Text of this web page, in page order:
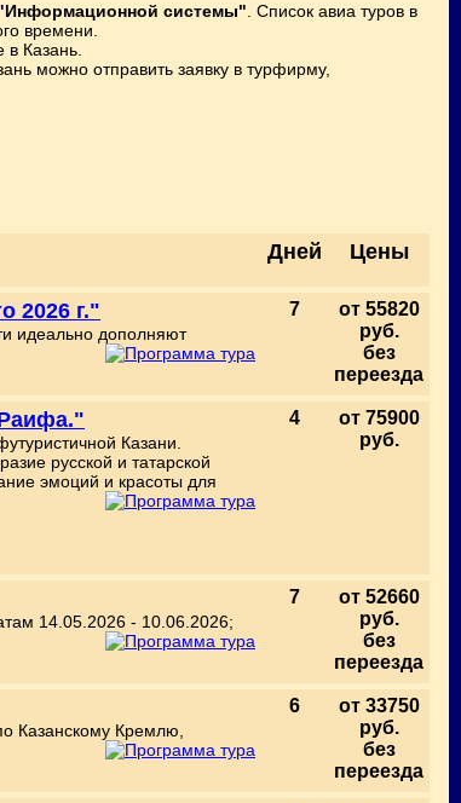
системы" . Список авиа туров в
времени.
Казань.
можно отправить заявку в турфирму,
Дней Цены
2026 г."
идеально дополняют
7
от 55820
руб.
без
переезда
Казани.
русской и татарской
эмоций и красоты для
4
от 75900
руб.
14.05.2026 - 10.06.2026;
7
от 52660
руб.
без
переезда
Казанскому Кремлю,
6
от 33750
руб.
без
переезда